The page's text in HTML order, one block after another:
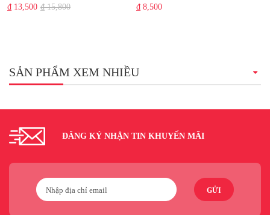
₫ 13,500 ₫ 15,800
₫ 8,500
SẢN PHẨM XEM NHIỀU
ĐĂNG KÝ NHẬN TIN KHUYẾN MÃI
GỬI